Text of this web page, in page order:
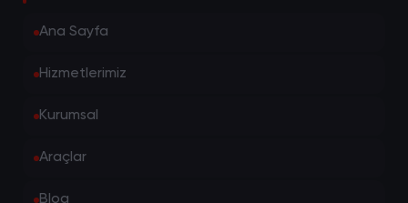
Ana Sayfa
Hizmetlerimiz
Kurumsal
Araçlar
Blog